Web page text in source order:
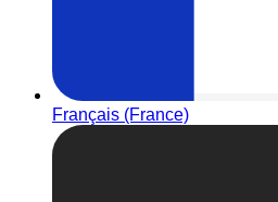
Français (France)